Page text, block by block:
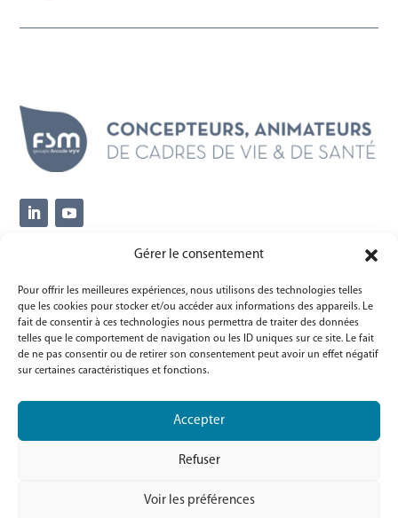
Gérer le consentement
Pour offrir les meilleures expériences, nous utilisons des technologies telles
que les cookies pour stocker et/ou accéder aux informations des appareils. Le
fait de consentir à ces technologies nous permettra de traiter des données
telles que le comportement de navigation ou les ID uniques sur ce site. Le fait
de ne pas consentir ou de retirer son consentement peut avoir un effet négatif
sur certaines caractéristiques et fonctions.
Accepter
Refuser
Voir les préférences
14, avenue Thiers
77000 Melun
Informations
Politique de confidentialité (RGPD)